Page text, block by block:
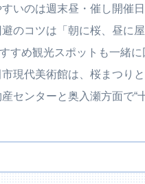
いのは週末昼・催し開催
のコツは「朝に桜、昼に屋
すめ観光スポットも一緒に
現代美術館は、桜まつり
センターと奥入瀬方面で“